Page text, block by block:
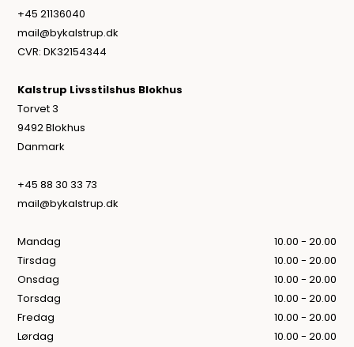
+45 21136040
mail@bykalstrup.dk
CVR: DK32154344
Kalstrup Livsstilshus Blokhus
Torvet 3
9492 Blokhus
Danmark
+45 88 30 33 73
mail@bykalstrup.dk
Mandag
10.00 - 20.00
Tirsdag
10.00 - 20.00
Onsdag
10.00 - 20.00
Torsdag
10.00 - 20.00
Fredag
10.00 - 20.00
Lørdag
10.00 - 20.00